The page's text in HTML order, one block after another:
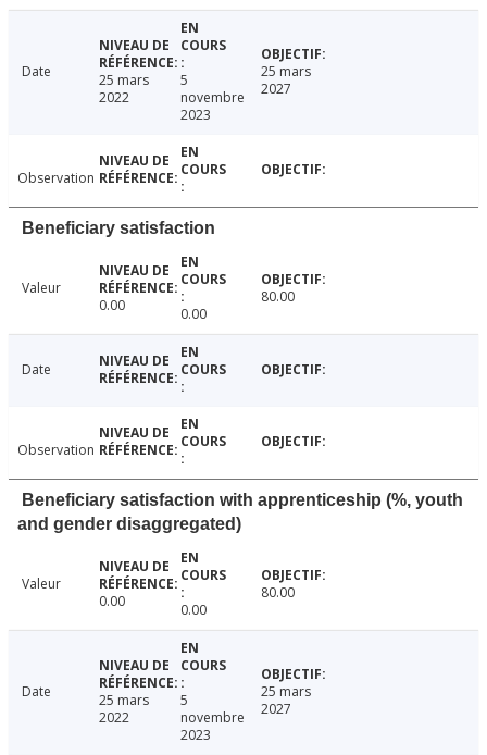
Date
25 mars
2022
5
novembre
2023
25 mars
2027
Observation
Beneficiary satisfaction
Valeur
0.00
0.00
80.00
Date
Observation
Beneficiary satisfaction with apprenticeship (%, youth
and gender disaggregated)
Valeur
0.00
0.00
80.00
Date
25 mars
2022
5
novembre
2023
25 mars
2027